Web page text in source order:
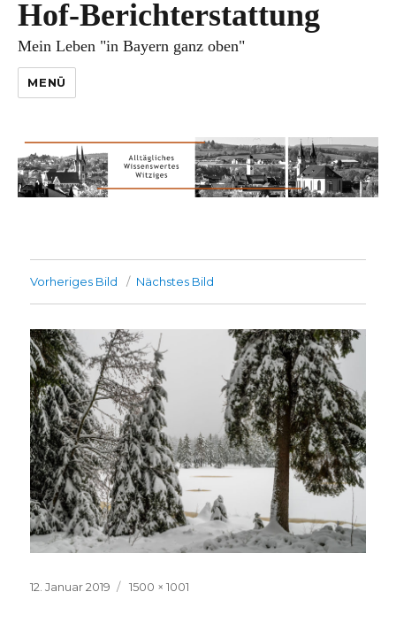
Hof-Berichterstattung
Mein Leben "in Bayern ganz oben"
MENÜ
Vorheriges Bild Nächstes Bild
Veröffentlicht
12. Januar 2019
Volle
1500 × 1001